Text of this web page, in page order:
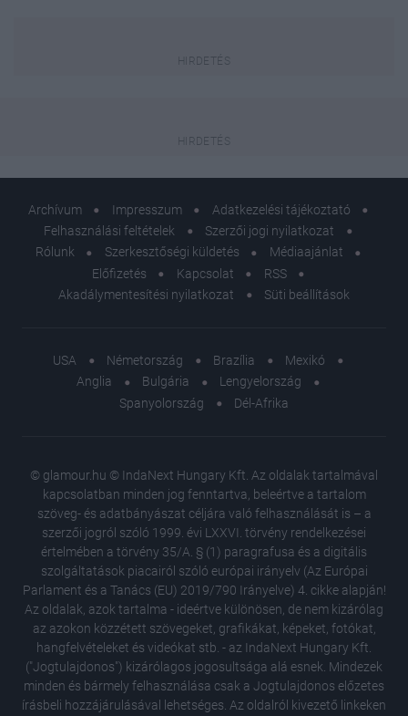
Archívum Impresszum
Adatkezelési tájékoztató
Felhasználási feltételek
Szerzői jogi nyilatkozat
Rólunk
Szerkesztőségi küldetés
Médiaajánlat
Előfizetés
Kapcsolat
RSS
Akadálymentesítési nyilatkozat
Süti beállítások
USA Németország Brazília
Mexikó
Anglia
Bulgária
Lengyelország
Spanyolország
Dél-Afrika
© glamour.hu © IndaNext Hungary Kft. Az oldalak tartalmával
kapcsolatban minden jog fenntartva, beleértve a tartalom
szöveg- és adatbányászat céljára való felhasználását is – a
szerzői jogról szóló 1999. évi LXXVI. törvény rendelkezései
értelmében a törvény 35/A. § (1) paragrafusa és a digitális
szolgáltatások piacairól szóló európai irányelv (Az Európai
Parlament és a Tanács (EU) 2019/790 Irányelve) 4. cikke alapján!
Az oldalak, azok tartalma - ideértve különösen, de nem kizárólag
az azokon közzétett szövegeket, grafikákat, képeket, fotókat,
hangfelvételeket és videókat stb. - az IndaNext Hungary Kft.
("Jogtulajdonos") kizárólagos jogosultsága alá esnek. Mindezek
minden és bármely felhasználása csak a Jogtulajdonos előzetes
írásbeli hozzájárulásával lehetséges. Az oldalról kivezető linkeken